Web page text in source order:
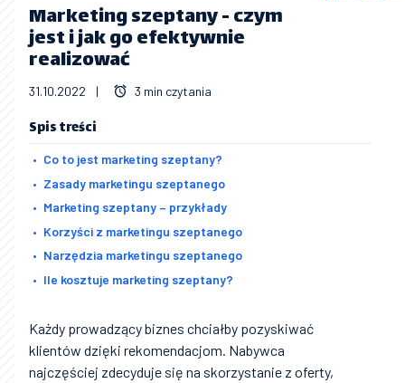
Marketing szeptany - czym
jest i jak go efektywnie
realizować
31.10.2022 | 3 min czytania
Spis treści
Co to jest marketing szeptany?
Zasady marketingu szeptanego
Marketing szeptany – przykłady
Korzyści z marketingu szeptanego
Narzędzia marketingu szeptanego
Ile kosztuje marketing szeptany?
Każdy prowadzący biznes chciałby pozyskiwać
klientów dzięki rekomendacjom. Nabywca
najczęściej zdecyduje się na skorzystanie z oferty,